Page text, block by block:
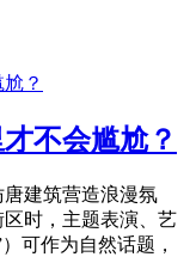
不会尴尬？
建筑营造浪漫氛
时，主题表演、艺
可作为自然话题，